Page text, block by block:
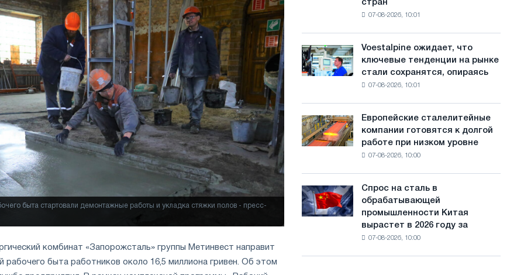
й
быта стартовали демонтажные работы и укладка стяжки полов - пресс-
комбинат «Запорожсталь» группы Метинвест направит
рабочего быта работников около 16,5 миллиона гривен. Об этом
холоднокатаной
стали
из
стран
07-08-2026, 10:01
Voestalpine
ожидает,
что
рынке
стали
на
диверсификацию
Voestalpine ожидает, что
ключевые тенденции на рынке
стали сохранятся, опираясь
07-08-2026, 10:01
Европейские
сталелитейные
компании
работе
при
Европейские сталелитейные
компании готовятся к долгой
работе при низком уровне
07-08-2026, 10:00
Спрос
на
сталь
обрабатывающей
Спрос на сталь в
обрабатывающей
промышленности Китая
вырастет в 2026 году за
07-08-2026, 10:00